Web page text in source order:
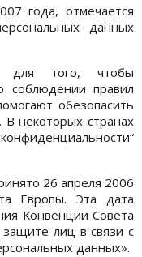
года, отмечается
данных
для того, чтобы
соблюдении правил
обезопасить
некоторых странах
26 апреля 2006
Европы. Эта дата
Конвенции Совета
лиц в связи с
данных».